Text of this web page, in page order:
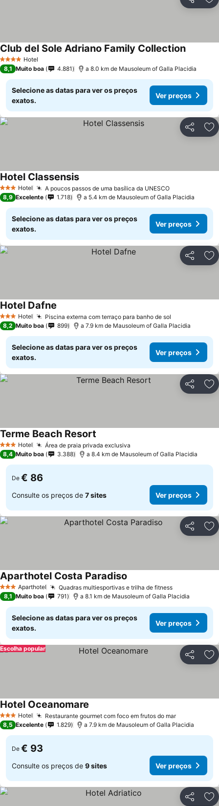
Partilhar
4 EstrelasHotel
Club del Sole Adriano Family Collection
8,1 Muito boa 4.881 a 8.0 km de Mausoleum of Galla Placidia
Selecione as datas para ver os preços
exatos.
Ver preços
Partilhar
3 EstrelasHotel A poucos passos de uma basílica da UNESCO
Hotel Classensis
8,9 Excelente 1.718 a 5.4 km de Mausoleum of Galla Placidia
Selecione as datas para ver os preços
exatos.
Ver preços
Partilhar
3 EstrelasHotel Piscina externa com terraço para banho de sol
Hotel Dafne
8,2 Muito boa 899 a 7.9 km de Mausoleum of Galla Placidia
Selecione as datas para ver os preços
exatos.
Ver preços
Partilhar
3 EstrelasHotel Área de praia privada exclusiva
Terme Beach Resort
8,4 Muito boa 3.388 a 8.4 km de Mausoleum of Galla Placidia
De € 86
Consulte os preços de 7 sites Ver preços
Partilhar
3 EstrelasAparthotel Quadras multiesportivas e trilha de fitness
Aparthotel Costa Paradiso
8,1 Muito boa 791 a 8.1 km de Mausoleum of Galla Placidia
Selecione as datas para ver os preços
exatos.
Ver preços
Partilhar
Escolha popular
3 EstrelasHotel Restaurante gourmet com foco em frutos do mar
Hotel Oceanomare
8,5 Excelente 1.829 a 7.9 km de Mausoleum of Galla Placidia
De € 93
Consulte os preços de 9 sites Ver preços
Partilhar